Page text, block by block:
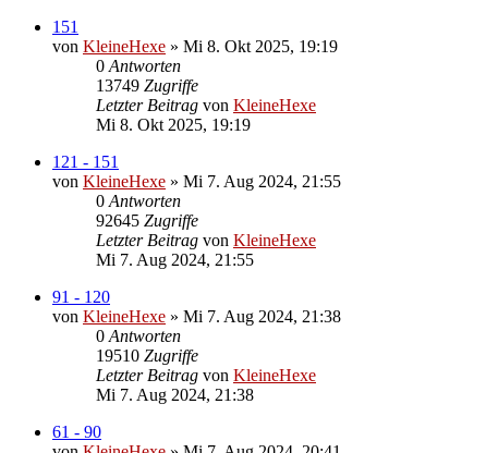
151
von KleineHexe » Mi 8. Okt 2025, 19:19
0 Antworten
13749 Zugriffe
Letzter Beitrag von KleineHexe
Mi 8. Okt 2025, 19:19
121 - 151
von KleineHexe » Mi 7. Aug 2024, 21:55
0 Antworten
92645 Zugriffe
Letzter Beitrag von KleineHexe
Mi 7. Aug 2024, 21:55
91 - 120
von KleineHexe » Mi 7. Aug 2024, 21:38
0 Antworten
19510 Zugriffe
Letzter Beitrag von KleineHexe
Mi 7. Aug 2024, 21:38
61 - 90